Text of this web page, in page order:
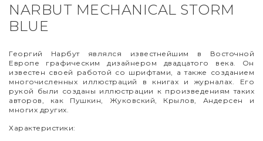
NARBUT MECHANICAL STORM
BLUE
Георгий Нарбут являлся известнейшим в Восточной
Европе графическим дизайнером двадцатого века. Он
известен своей работой со шрифтами, а также созданием
многочисленных иллюстраций в книгах и журналах. Его
рукой были созданы иллюстрации к произведениям таких
авторов, как Пушкин, Жуковский, Крылов, Андерсен и
многих других.
Характеристики: